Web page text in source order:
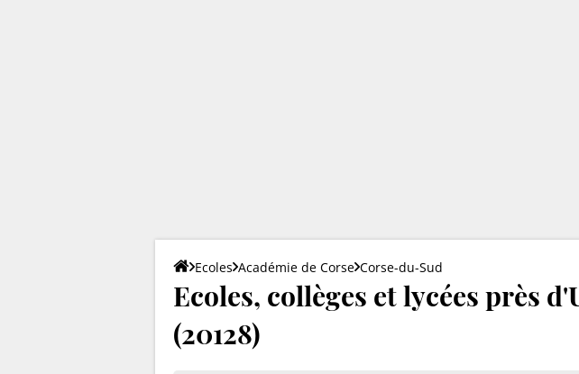
Ecoles Académie de Corse Corse-du-Sud
Ecoles, collèges et lycées près
(20128)